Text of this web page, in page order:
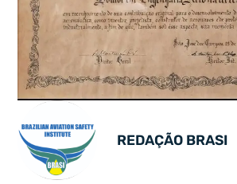
REDAÇÃO BRASI